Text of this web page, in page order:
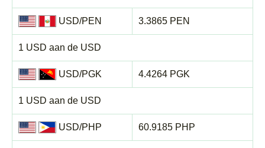
USD/PEN
1 USD aan de USD
3.3865 PEN
USD/PGK
1 USD aan de USD
4.4264 PGK
USD/PHP 60.9185 PHP